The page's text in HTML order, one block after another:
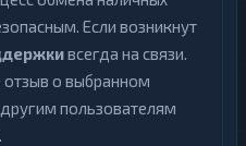
Если возникнут
всегда на связи.
о выбранном
пользователям